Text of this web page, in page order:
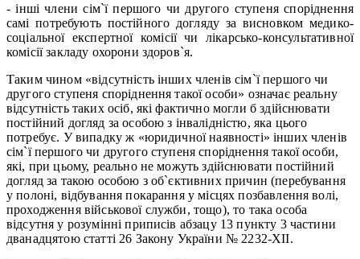
- інші члени сім`ї першого чи другого ступеня споріднення
самі потребують постійного догляду за висновком медико-
соціальної експертної комісії чи лікарсько-консультативної
комісії закладу охорони здоров`я.
Таким чином «відсутність інших членів сім`ї першого чи
другого ступеня споріднення такої особи» означає реальну
відсутність таких осіб, які фактично могли б здійснювати
постійний догляд за особою з інвалідністю, яка цього
потребує. У випадку ж «юридичної наявності» інших членів
сім`ї першого чи другого ступеня споріднення такої особи,
які, при цьому, реально не можуть здійснювати постійний
догляд за такою особою з об`єктивних причин (перебування
у полоні, відбування покарання у місцях позбавлення волі,
проходження військової служби, тощо), то така особа
відсутня у розумінні приписів абзацу 13 пункту 3 частини
дванадцятою статті 26 Закону України № 2232-XII.